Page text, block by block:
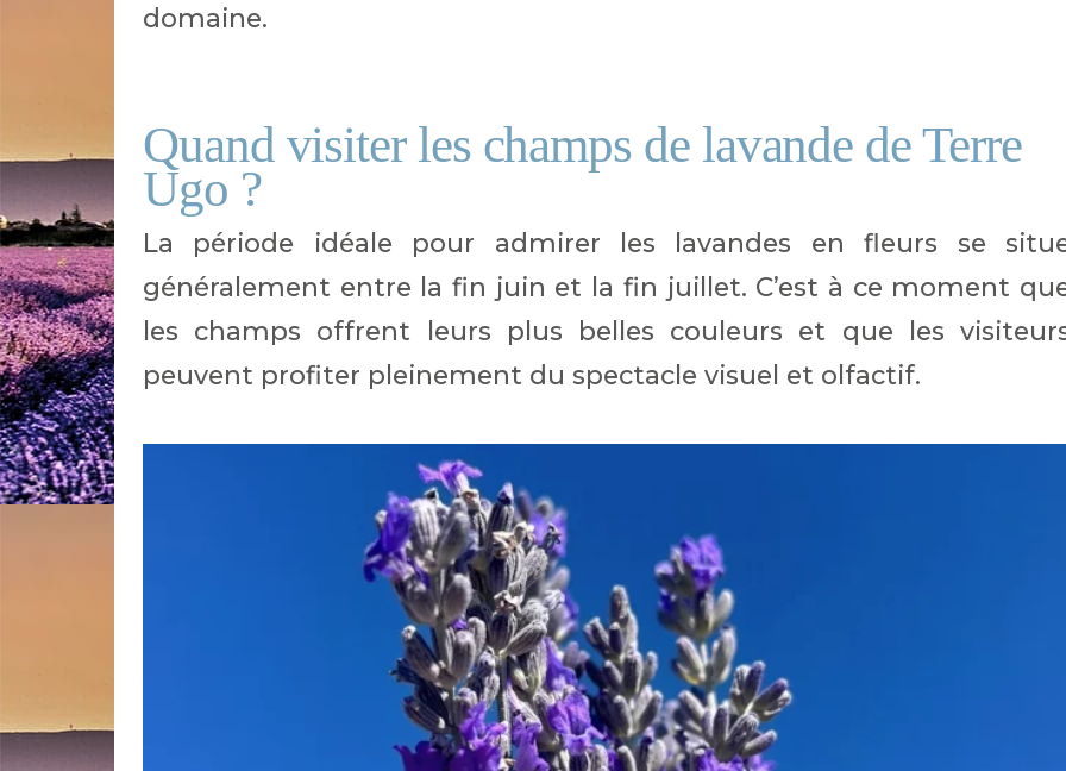
domaine.
Quand visiter les champs de lavande de Terre
Ugo ?
La période idéale pour admirer les lavandes en fleurs se
généralement entre la fin juin et la fin juillet. C’est à ce moment
les champs offrent leurs plus belles couleurs et que les
peuvent profiter pleinement du spectacle visuel et olfactif.